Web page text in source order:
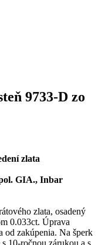
9733-D zo
zlata
GIA., Inbar
zlata, osadený
0.033ct. Úprava
od zakúpenia. Na šperk
10-ročnou zárukou a s